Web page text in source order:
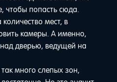
чтобы попасть сюда.
мест, в
камеры. А именно,
дверью, ведущей на
много слепых зон,